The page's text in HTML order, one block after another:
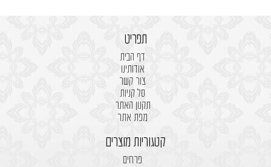
תפריט
דף הבית
אודותינו
צור קשר
סל קניות
תקנון האתר
מפת אתר
קטגוריות מוצרים
פרחים